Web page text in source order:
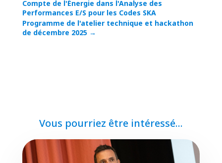
Compte de l'Énergie dans l'Analyse des
Performances E/S pour les Codes SKA
Programme de l'atelier technique et hackathon
de décembre 2025→
Vous pourriez être intéressé...